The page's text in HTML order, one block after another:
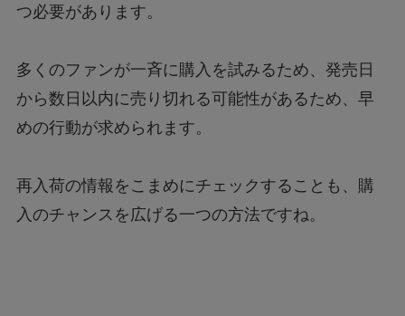
つ必要があります。
多くのファンが一斉に購入を試みるため、発売日
から数日以内に売り切れる可能性があるため、早
めの行動が求められます。
再入荷の情報をこまめにチェックすることも、購
入のチャンスを広げる一つの方法ですね。